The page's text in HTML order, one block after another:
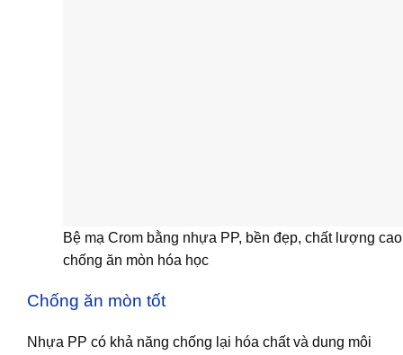
Bệ mạ Crom bằng nhựa PP, bền đẹp, chất lượng
chống ăn mòn hóa học
Chống ăn mòn tốt
Nhựa PP có khả năng chống lại hóa chất và dung môi